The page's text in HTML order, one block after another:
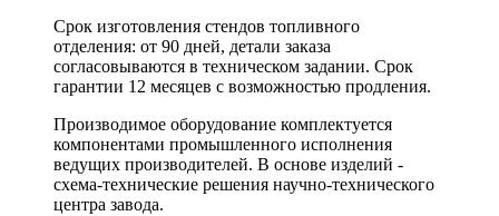
Срок изготовления стендов топливного
отделения: от 90 дней, детали заказа
согласовываются в техническом задании. Срок
гарантии 12 месяцев с возможностью продления.
Производимое оборудование комплектуется
компонентами промышленного исполнения
ведущих производителей. В основе изделий -
схема-технические решения научно-технического
центра завода.